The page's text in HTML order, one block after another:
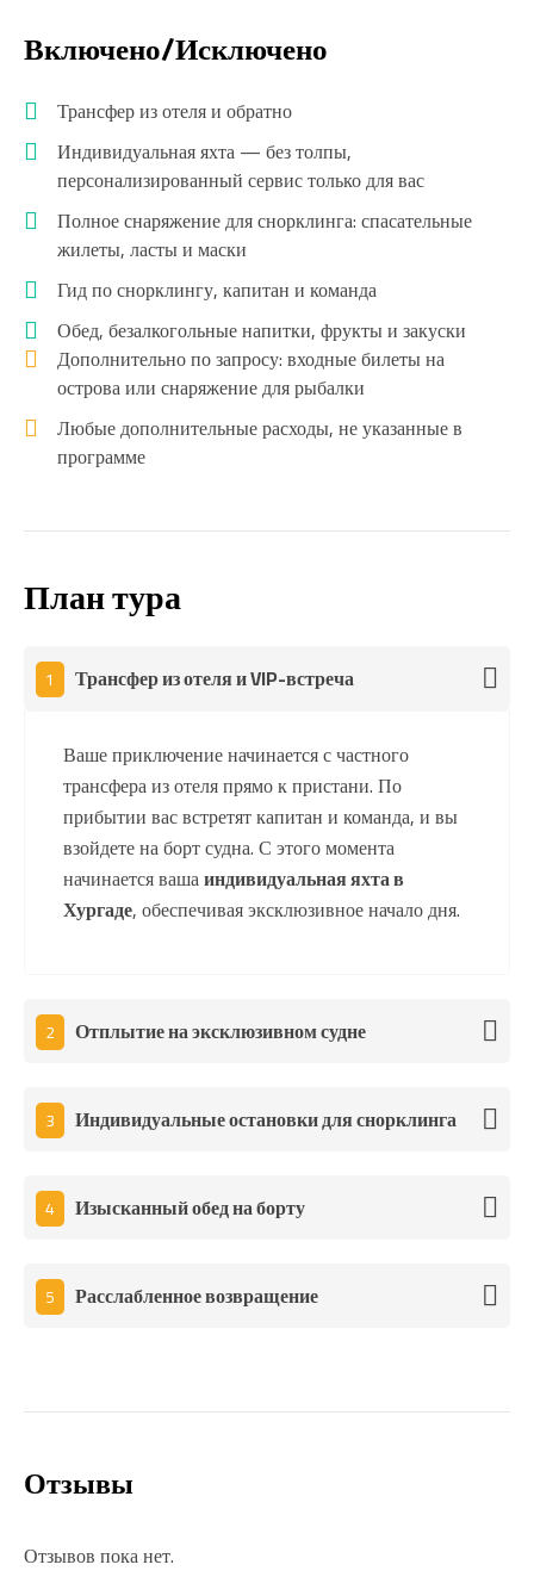
Включено/Исключено
Трансфер из отеля и обратно
Индивидуальная яхта — без толпы,
персонализированный сервис только для вас
Полное снаряжение для снорклинга: спасательные
жилеты, ласты и маски
Гид по снорклингу, капитан и команда
Обед, безалкогольные напитки, фрукты и закуски
Дополнительно по запросу: входные билеты на
острова или снаряжение для рыбалки
Любые дополнительные расходы, не указанные в
программе
План тура
1 Трансфер из отеля и VIP-встреча
Ваше приключение начинается с частного
трансфера из отеля прямо к пристани. По
прибытии вас встретят капитан и команда, и вы
взойдете на борт судна. С этого момента
начинается вашаиндивидуальная яхта в
Хургаде, обеспечивая эксклюзивное начало дня.
2 Отплытие на эксклюзивном судне
3 Индивидуальные остановки для снорклинга
4 Изысканный обед на борту
5 Расслабленное возвращение
Отзывы
Отзывов пока нет.